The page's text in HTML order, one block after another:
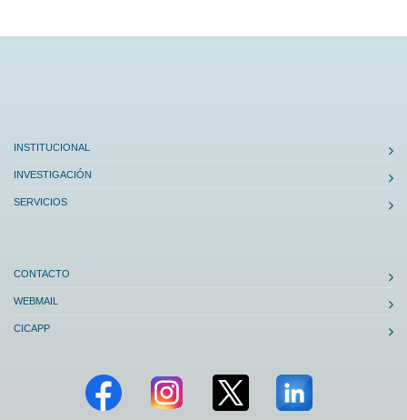
INSTITUCIONAL
INVESTIGACIÓN
SERVICIOS
CONTACTO
WEBMAIL
CICAPP